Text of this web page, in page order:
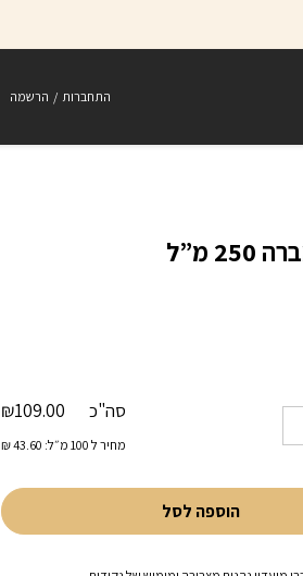
התחברות / הרשמה
סה"כ ₪109.00
מחיר ל 100 מ״ל: ₪43.60
הוספה לסל